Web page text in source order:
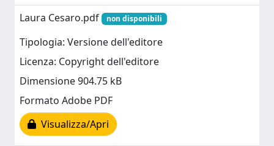
Laura Cesaro.pdf
non disponibili
Tipologia: Versione dell'editore
Licenza: Copyright dell'editore
Dimensione 904.75 kB
Formato Adobe PDF
Visualizza/Apri